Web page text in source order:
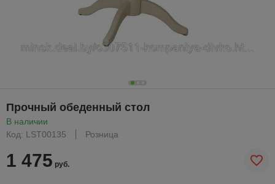
Прочный обеденный стол
В наличии
Код: LST00135
Розница
1 475 руб.